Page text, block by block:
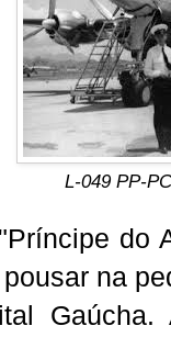
L-049 PP-
do
na